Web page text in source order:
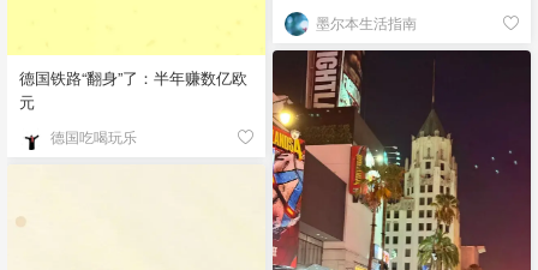
墨尔本生活指南
德国铁路“翻身”了：半年赚数亿欧
元
德国吃喝玩乐